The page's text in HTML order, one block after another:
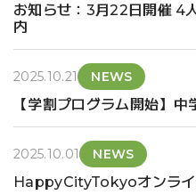
お知らせ：3月22日開催 4
内
2025.10.21 NEWS
【学割プログラム開始】
2025.10.01 NEWS
HappyCityTokyoオンライ